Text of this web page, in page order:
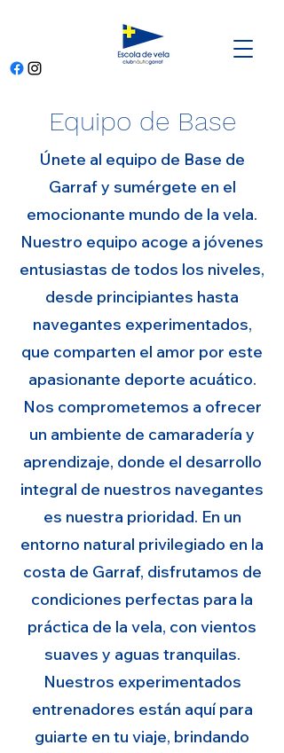
Equipo de Base
Únete al equipo de Base de
Garraf y sumérgete en el
emocionante mundo de la vela.
Nuestro equipo acoge a jóvenes
entusiastas de todos los niveles,
desde principiantes hasta
navegantes experimentados,
que comparten el amor por este
apasionante deporte acuático.
Nos comprometemos a ofrecer
un ambiente de camaradería y
aprendizaje, donde el desarrollo
integral de nuestros navegantes
es nuestra prioridad. En un
entorno natural privilegiado en la
costa de Garraf, disfrutamos de
condiciones perfectas para la
práctica de la vela, con vientos
suaves y aguas tranquilas.
Nuestros experimentados
entrenadores están aquí para
guiarte en tu viaje, brindando